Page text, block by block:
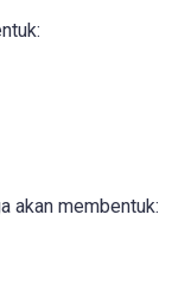
akan membentuk: